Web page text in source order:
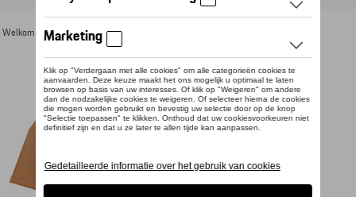
Welkom >Voor u >Textiel >